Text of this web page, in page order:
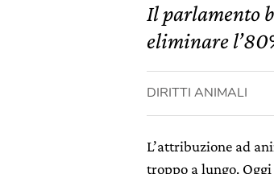
Il parlamento
eliminare
DIRITTI ANIMALI
L’attribuzione ad
troppo a lungo.